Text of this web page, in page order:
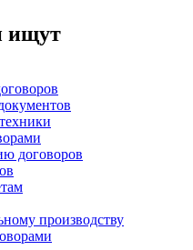
ищут
договоров
производству